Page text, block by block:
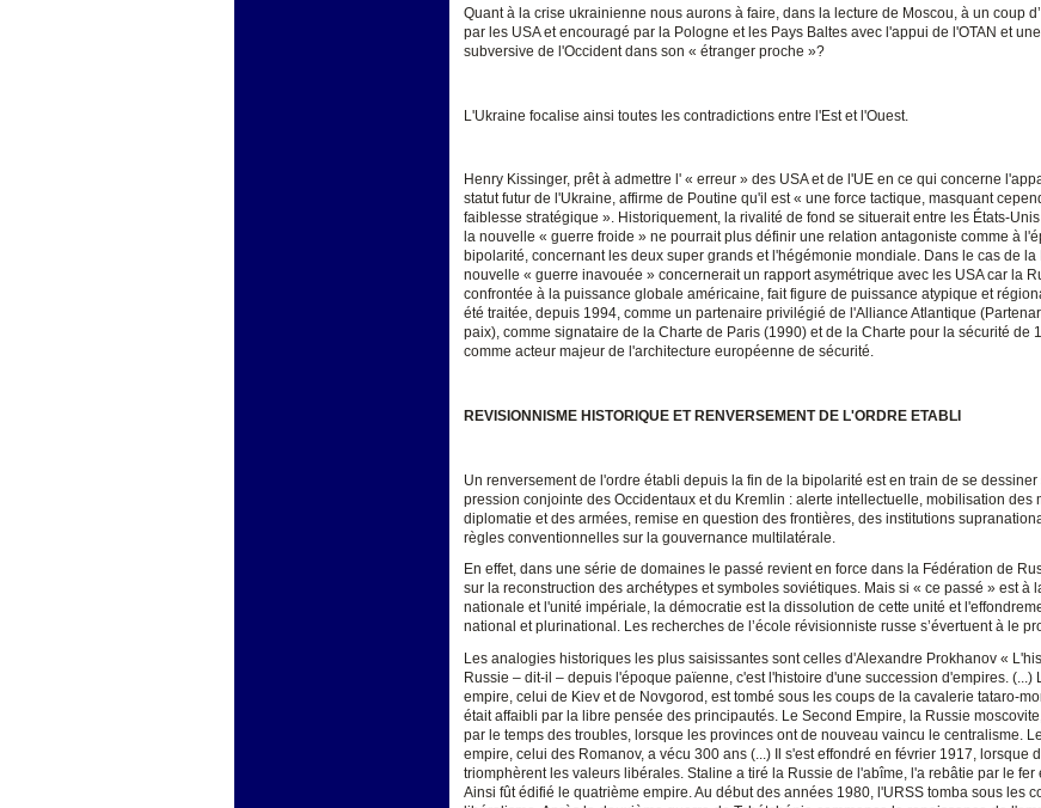
Quant à la crise ukrainienne nous aurons à faire, dans la lecture de Moscou, à un coup
par les USA et encouragé par la Pologne et les Pays Baltes avec l'appui de l'OTAN et
subversive de l'Occident dans son « étranger proche »?
L'Ukraine focalise ainsi toutes les contradictions entre l'Est et l'Ouest.
Henry Kissinger, prêt à admettre l' « erreur » des USA et de l'UE en ce qui concerne
statut futur de l'Ukraine, affirme de Poutine qu'il est « une force tactique, masquant
faiblesse stratégique ». Historiquement, la rivalité de fond se situerait entre les États-
la nouvelle « guerre froide » ne pourrait plus définir une relation antagoniste comme à
bipolarité, concernant les deux super grands et l'hégémonie mondiale. Dans le cas de la
nouvelle « guerre inavouée » concernerait un rapport asymétrique avec les USA car la
confrontée à la puissance globale américaine, fait figure de puissance atypique et
été traitée, depuis 1994, comme un partenaire privilégié de l'Alliance Atlantique
paix), comme signataire de la Charte de Paris (1990) et de la Charte pour la sécurité de
comme acteur majeur de l'architecture européenne de sécurité.
REVISIONNISME HISTORIQUE ET RENVERSEMENT DE L'ORDRE ETABLI
Un renversement de l'ordre établi depuis la fin de la bipolarité est en train de se dessiner
pression conjointe des Occidentaux et du Kremlin : alerte intellectuelle, mobilisation des
diplomatie et des armées, remise en question des frontières, des institutions
règles conventionnelles sur la gouvernance multilatérale.
En effet, dans une série de domaines le passé revient en force dans la Fédération de
sur la reconstruction des archétypes et symboles soviétiques. Mais si « ce passé » est à
nationale et l'unité impériale, la démocratie est la dissolution de cette unité et
national et plurinational. Les recherches de l’école révisionniste russe s’évertuent à le
Les analogies historiques les plus saisissantes sont celles d'Alexandre Prokhanov «
Russie – dit-il – depuis l'époque païenne, c'est l'histoire d'une succession d'empires. (...)
empire, celui de Kiev et de Novgorod, est tombé sous les coups de la cavalerie tataro-
était affaibli par la libre pensée des principautés. Le Second Empire, la Russie
par le temps des troubles, lorsque les provinces ont de nouveau vaincu le centralisme.
empire, celui des Romanov, a vécu 300 ans (...) Il s'est effondré en février 1917, lorsque
triomphèrent les valeurs libérales. Staline a tiré la Russie de l'abîme, l'a rebâtie par le fer
Ainsi fût édifié le quatrième empire. Au début des années 1980, l'URSS tomba sous les